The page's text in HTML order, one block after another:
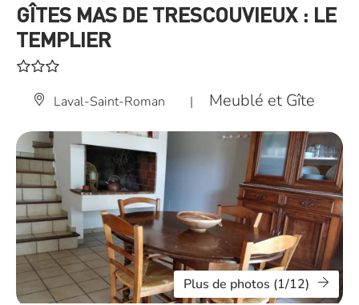
GÎTES MAS DE TRESCOUVIEUX : LE
TEMPLIER
Laval-Saint-Roman | Meublé et Gîte
Plus de photos (1/12)